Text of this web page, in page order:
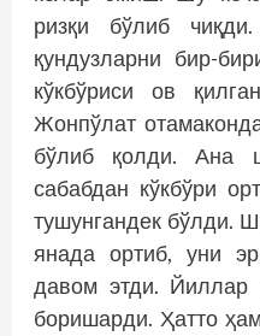
ризқи бўлиб
қундузларни бир-
кўкбўриси ов
Жонпўлат
бўлиб қолди. Ана
сабабдан кўкбўри
тушунгандек бўлди.
янада ортиб, уни
давом этди. Йиллар
боришарди. Ҳатто